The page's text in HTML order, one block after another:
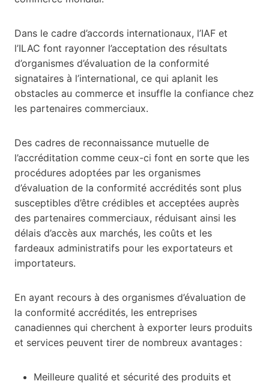
Dans le cadre d’accords internationaux, l’IAF et
l’ILAC font rayonner l’acceptation des résultats
d’organismes d’évaluation de la conformité
signataires à l’international, ce qui aplanit les
obstacles au commerce et insuffle la confiance chez
les partenaires commerciaux.
Des cadres de reconnaissance mutuelle de
l’accréditation comme ceux-ci font en sorte que les
procédures adoptées par les organismes
d’évaluation de la conformité accrédités sont plus
susceptibles d’être crédibles et acceptées auprès
des partenaires commerciaux, réduisant ainsi les
délais d’accès aux marchés, les coûts et les
fardeaux administratifs pour les exportateurs et
importateurs.
En ayant recours à des organismes d’évaluation de
la conformité accrédités, les entreprises
canadiennes qui cherchent à exporter leurs produits
et services peuvent tirer de nombreux avantages :
Meilleure qualité et sécurité des produits et